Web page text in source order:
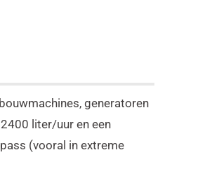
generatoren
liter/uur en een
(vooral in extreme